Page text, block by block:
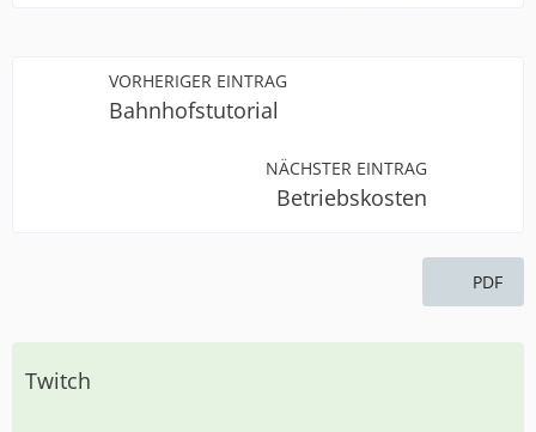
VORHERIGER EINTRAG
Bahnhofstutorial
NÄCHSTER EINTRAG
Betriebskosten
PDF
Twitch